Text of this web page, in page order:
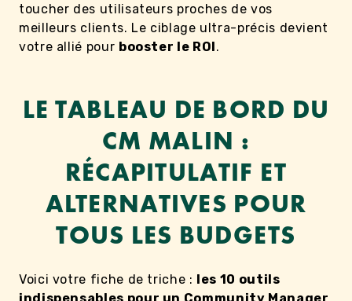
toucher des utilisateurs proches de vos
meilleurs clients. Le ciblage ultra-précis devient
votre allié pour booster le ROI.
LE TABLEAU DE BORD DU
CM MALIN :
RÉCAPITULATIF ET
ALTERNATIVES POUR
TOUS LES BUDGETS
Voici votre fiche de triche : les 10 outils
indispensables pour un Community Manager